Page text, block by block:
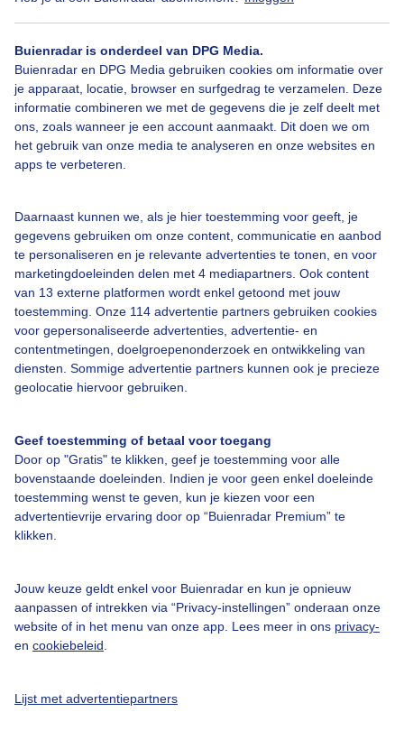
Buienradar is onderdeel van DPG Media.
Buienradar en DPG Media gebruiken cookies om informatie over
je apparaat, locatie, browser en surfgedrag te verzamelen. Deze
informatie combineren we met de gegevens die je zelf deelt met
ons, zoals wanneer je een account aanmaakt. Dit doen we om
het gebruik van onze media te analyseren en onze websites en
apps te verbeteren.
Daarnaast kunnen we, als je hier toestemming voor geeft, je
gegevens gebruiken om onze content, communicatie en aanbod
te personaliseren en je relevante advertenties te tonen, en voor
marketingdoeleinden delen met 4 mediapartners. Ook content
van 13 externe platformen wordt enkel getoond met jouw
toestemming. Onze 114 advertentie partners gebruiken cookies
voor gepersonaliseerde advertenties, advertentie- en
contentmetingen, doelgroepenonderzoek en ontwikkeling van
diensten. Sommige advertentie partners kunnen ook je precieze
geolocatie hiervoor gebruiken.
Geef toestemming of betaal voor toegang
Door op "Gratis" te klikken, geef je toestemming voor alle
bovenstaande doeleinden. Indien je voor geen enkel doeleinde
toestemming wenst te geven, kun je kiezen voor een
advertentievrije ervaring door op “Buienradar Premium” te
klikken.
Jouw keuze geldt enkel voor Buienradar en kun je opnieuw
aanpassen of intrekken via “Privacy-instellingen” onderaan onze
website of in het menu van onze app. Lees meer in ons privacy-
en cookiebeleid
Lijst met advertentiepartners
Bekijk slideshow
Over Buienradar
Contact
Toegankelijkheid
Gebruikersvoorwaarden
Buienradar Team
Privacy beleid
Cookie beleid
Gratis weerdata